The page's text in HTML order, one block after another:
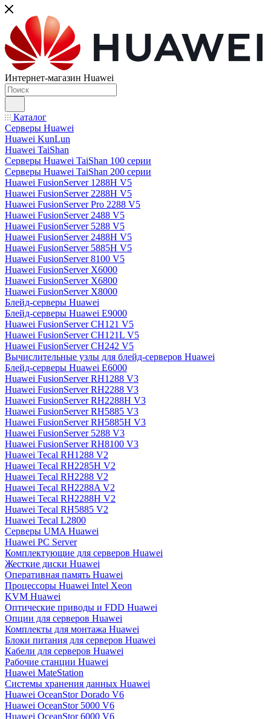
Интернет-магазин Huawei
Каталог
Серверы Huawei
Huawei KunLun
Huawei TaiShan
Серверы Huawei TaiShan 100 серии
Серверы Huawei TaiShan 200 серии
Huawei FusionServer 1288H V5
Huawei FusionServer 2288H V5
Huawei FusionServer Pro 2288 V5
Huawei FusionServer 2488 V5
Huawei FusionServer 5288 V5
Huawei FusionServer 2488H V5
Huawei FusionServer 5885H V5
Huawei FusionServer 8100 V5
Huawei FusionServer X6000
Huawei FusionServer X6800
Huawei FusionServer X8000
Блейд-серверы Huawei
Блейд-серверы Huawei E9000
Huawei FusionServer CH121 V5
Huawei FusionServer CH121L V5
Huawei FusionServer CH242 V5
Вычислительные узлы для блейд-серверов Huawei
Блейд-серверы Huawei E6000
Huawei FusionServer RH1288 V3
Huawei FusionServer RH2288 V3
Huawei FusionServer RH2288H V3
Huawei FusionServer RH5885 V3
Huawei FusionServer RH5885H V3
Huawei FusionServer 5288 V3
Huawei FusionServer RH8100 V3
Huawei Tecal RH1288 V2
Huawei Tecal RH2285H V2
Huawei Tecal RH2288 V2
Huawei Tecal RH2288A V2
Huawei Tecal RH2288H V2
Huawei Tecal RH5885 V2
Huawei Tecal L2800
Серверы UMA Huawei
Huawei PC Server
Комплектующие для серверов Huawei
Жесткие диски Huawei
Оперативная память Huawei
Процессоры Huawei Intel Xeon
KVM Huawei
Оптические приводы и FDD Huawei
Опции для серверов Huawei
Комплекты для монтажа Huawei
Блоки питания для серверов Huawei
Кабели для серверов Huawei
Рабочие станции Huawei
Huawei MateStation
Системы хранения данных Huawei
Huawei OceanStor Dorado V6
Huawei OceanStor 5000 V6
Huawei OceanStor 6000 V6